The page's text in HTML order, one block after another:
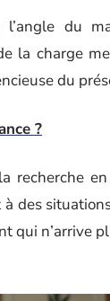
du
la charge
du
?
recherche
des
qui n’arrive